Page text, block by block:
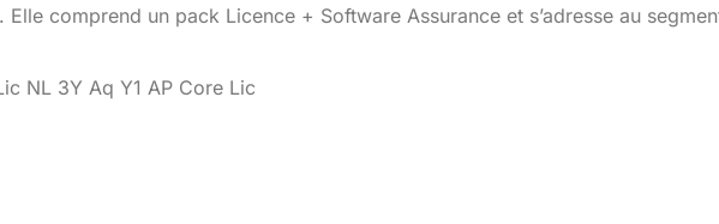
comprend un pack Licence + Software Assurance et s’adresse au
NL 3Y Aq Y1 AP Core Lic